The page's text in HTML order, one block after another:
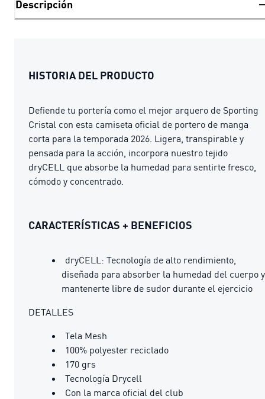
Descripción
HISTORIA DEL PRODUCTO
Defiende tu portería como el mejor arquero de Sporting
Cristal con esta camiseta oficial de portero de manga
corta para la temporada 2026. Ligera, transpirable y
pensada para la acción, incorpora nuestro tejido
dryCELL que absorbe la humedad para sentirte fresco,
cómodo y concentrado.
CARACTERÍSTICAS + BENEFICIOS
dryCELL: Tecnología de alto rendimiento,
diseñada para absorber la humedad del cuerpo y
mantenerte libre de sudor durante el ejercicio
DETALLES
Tela Mesh
100% polyester reciclado
170 grs
Tecnología Drycell
Con la marca oficial del club